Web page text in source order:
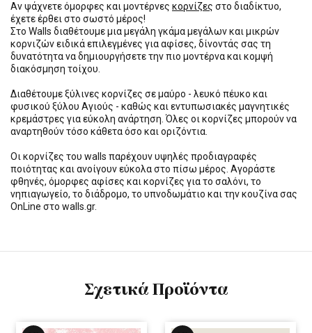
Αν ψάχνετε όμορφες και μοντέρνες κορνίζες στο διαδίκτυο,
έχετε έρθει στο σωστό μέρος!
Στο Walls διαθέτουμε μια μεγάλη γκάμα μεγάλων και μικρών
κορνιζών ειδικά επιλεγμένες για αφίσες, δίνοντάς σας τη
δυνατότητα να δημιουργήσετε την πιο μοντέρνα και κομψή
διακόσμηση τοίχου.
Διαθέτουμε ξύλινες κορνίζες σε μαύρο - λευκό πέυκο και
φυσικού ξύλου Αγιούς - καθώς και εντυπωσιακές μαγνητικές
κρεμάστρες για εύκολη ανάρτηση. Όλες οι κορνίζες μπορούν να
αναρτηθούν τόσο κάθετα όσο και οριζόντια.
Οι κορνίζες του walls παρέχουν υψηλές προδιαγραφές
ποιότητας και ανοίγουν εύκολα στο πίσω μέρος. Αγοράστε
φθηνές, όμορφες αφίσες και κορνίζες για το σαλόνι, το
νηπιαγωγείο, το διάδρομο, το υπνοδωμάτιο και την κουζίνα σας
OnLine στο walls.gr.
Σχετικά Προϊόντα